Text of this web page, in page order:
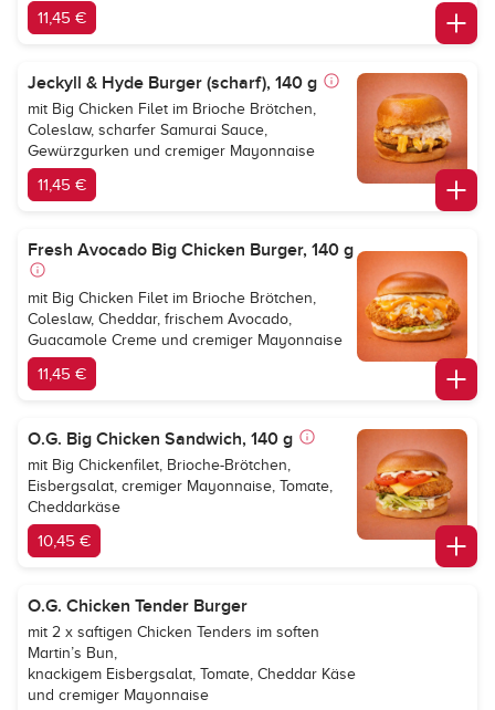
11,45 €
Jeckyll & Hyde Burger (scharf), 140 g
mit Big Chicken Filet im Brioche Brötchen,
Coleslaw, scharfer Samurai Sauce,
Gewürzgurken und cremiger Mayonnaise
11,45 €
Fresh Avocado Big Chicken Burger, 140 g
mit Big Chicken Filet im Brioche Brötchen,
Coleslaw, Cheddar, frischem Avocado,
Guacamole Creme und cremiger Mayonnaise
11,45 €
O.G. Big Chicken Sandwich, 140 g
mit Big Chickenfilet, Brioche-Brötchen,
Eisbergsalat, cremiger Mayonnaise, Tomate,
Cheddarkäse
10,45 €
O.G. Chicken Tender Burger
mit 2 x saftigen Chicken Tenders im soften
Martin’s Bun,
knackigem Eisbergsalat, Tomate, Cheddar Käse
und cremiger Mayonnaise